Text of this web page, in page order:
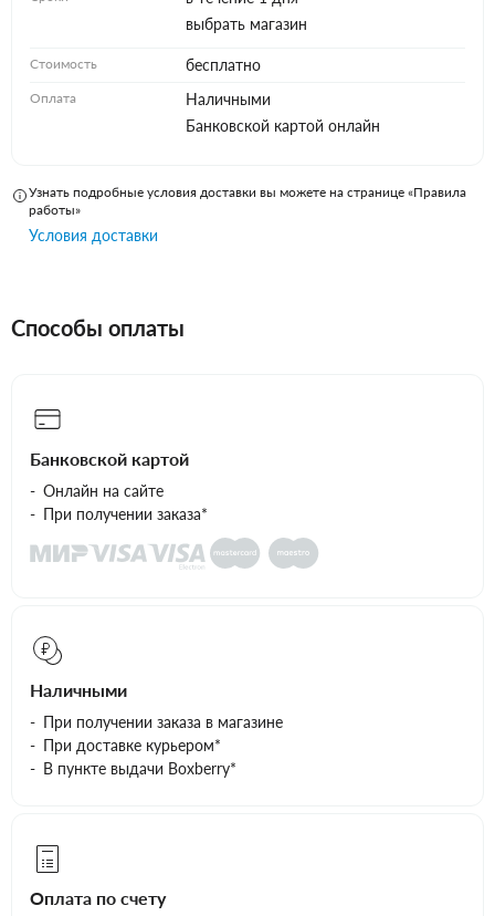
выбрать магазин
Стоимость бесплатно
Оплата
Наличными
Банковской картой онлайн
Узнать подробные условия доставки вы можете на странице «Правила
работы»
Условия доставки
Способы оплаты
Банковской картой
Онлайн на сайте
При получении заказа*
Наличными
При получении заказа в магазине
При доставке курьером*
В пункте выдачи Boxberry*
Оплата по счету